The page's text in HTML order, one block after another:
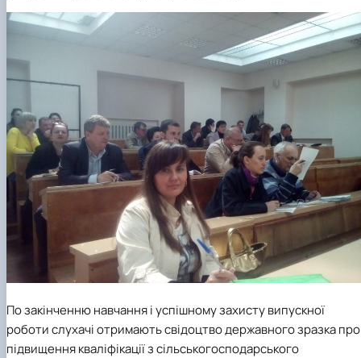
По закінченню навчання і успішному захисту випускної
роботи слухачі отримають свідоцтво державного зразка про
підвищення кваліфікації з сільськогосподарського